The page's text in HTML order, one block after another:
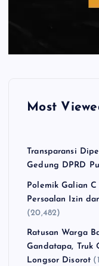
Most
Transparansi
Gedung DPRD
Polemik Galian
Persoalan Izin
(20,482)
Ratusan Warga
Gandatapa, Truk
Longsor Disorot